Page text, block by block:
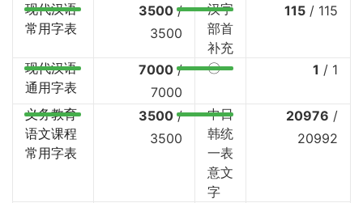
现代汉语
常用字表
3500 /
3500
汉字
部首
补充
115 / 115
现代汉语
通用字表
7000 /
7000
〇 1 / 1
义务教育
语文课程
常用字表
3500 /
3500
中日
韩统
一表
意文
字
20976 /
20992